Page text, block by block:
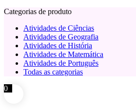
Categorias de produto
Atividades de Ciências
Atividades de Geografia
Atividades de História
Atividades de Matemática
Atividades de Português
Todas as categorias
0